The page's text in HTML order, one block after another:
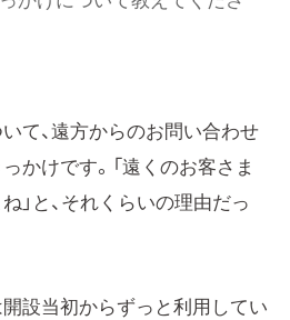
て、遠方からのお問い合わせ
かけです。「遠くのお客さま
」と、それくらいの理由だっ
設当初からずっと利用してい